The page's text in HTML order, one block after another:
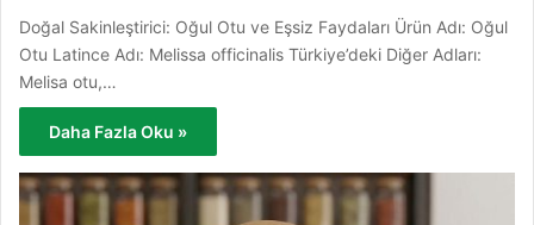
Doğal Sakinleştirici: Oğul Otu ve Eşsiz Faydaları Ürün Adı: Oğul
Otu Latince Adı: Melissa officinalis Türkiye’deki Diğer Adları:
Melisa otu,…
Daha Fazla Oku »